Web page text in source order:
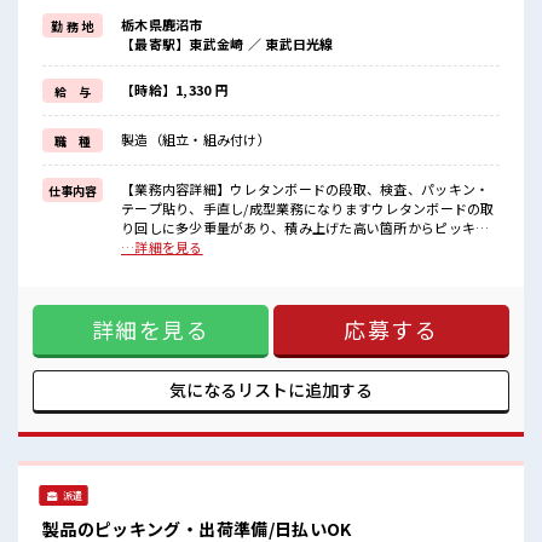
週末は家族や友人と一緒にプライベート満喫！
≪髪色自由で自分らしく働く≫
明るすぎたり奇抜でなければ基本的に自由！
(規定有)≪動きやすい制服アリ≫
制服があるので、
毎日の服装の悩み解消♪
≪未経験OKの仕事≫
新しいことにチャレンジするのは不安だけど、
しっかり働く環境が整っています！
イチからスキルUP・ステップUP目指していきましょう！
■職場の雰囲気
『少人数』だからコミュニケーションも取りやすい？
一息つける休憩スペースもあります！
勤 務 地
栃木県鹿沼市
【最寄駅】東武金崎 ／ 東武日光線
給 与 【時給】1,330 円
職 種 製造（組立・組み付け）
仕事内容
【業務内容詳細】ウレタンボードの段取、検査、パッキン・
テープ貼り、手直し/成型業務になりますウレタンボードの取
り回しに多少重量があり、積み上げた高い箇所からピッキン
グする場合もあります。 【重量】10～20kg程度(2.5m×1.3m
入を希望される方にオススメ。 残業は月20時間以上あります
♪ ≪週休2日制≫ 週末は家族や友人と一緒にプライベート満
喫！ ≪髪色自由で自分らしく働く≫ 明るすぎたり奇抜でなけ
れば基本的に自由！ (規定有)≪動きやすい制服アリ≫ 制服が
あるので、 毎日の服装の悩み解消♪ ≪未経験OKの仕事≫ 新
しいことにチャレンジするのは不安だけど、 しっかり働く環
ていきましょう！ ■職場の雰囲気 『少人数』だからコミュニ
ケーションも取りやすい？ キバツ過ぎなければ髪色・髪型は
…詳細を見る
詳細を見る 応募する
気になるリストに追加する
派遣
製品のピッキング・出荷準備/日払いOK